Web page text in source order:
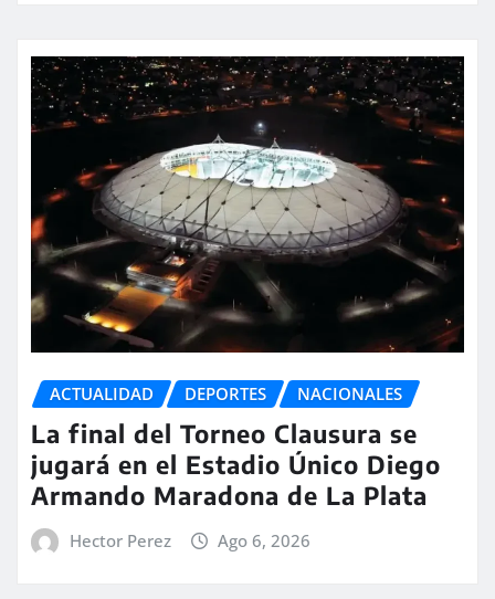
ACTUALIDAD DEPORTES NACIONALES
La final del Torneo Clausura se
jugará en el Estadio Único Diego
Armando Maradona de La Plata
Hector Perez Ago 6, 2026